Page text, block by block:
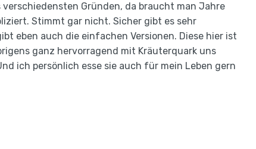
Gründen, da braucht man Jahre
Stimmt gar nicht. Sicher gibt es sehr
eben auch die einfachen Versionen. Diese hier ist
ganz hervorragend mit Kräuterquark uns
ich persönlich esse sie auch für mein Leben gern